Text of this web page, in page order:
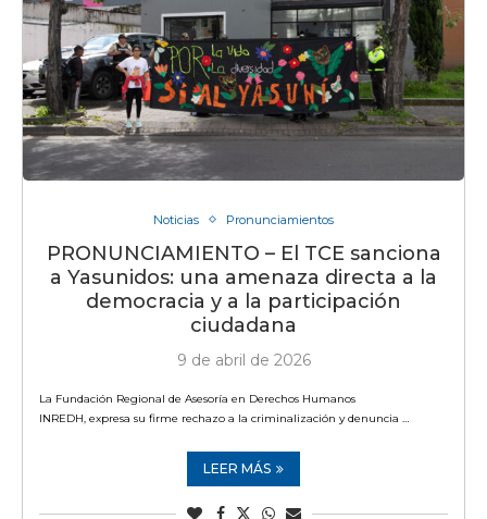
Noticias Pronunciamientos
PRONUNCIAMIENTO – El TCE sanciona
a Yasunidos: una amenaza directa a la
democracia y a la participación
ciudadana
9 de abril de 2026
La Fundación Regional de Asesoría en Derechos Humanos
INREDH, expresa su firme rechazo a la criminalización y denuncia …
LEER MÁS